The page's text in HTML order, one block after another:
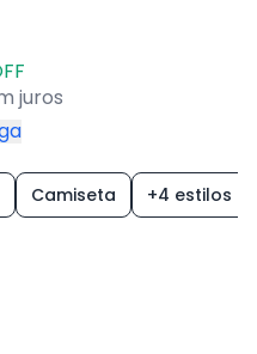
juros
Camiseta +4 estilos